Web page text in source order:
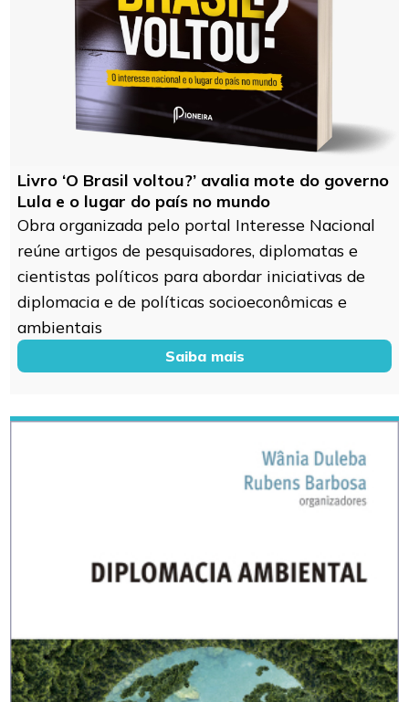
Livro ‘O Brasil voltou?’ avalia mote do governo
Lula e o lugar do país no mundo
Obra organizada pelo portal Interesse Nacional
reúne artigos de pesquisadores, diplomatas e
cientistas políticos para abordar iniciativas de
diplomacia e de políticas socioeconômicas e
ambientais
Saiba mais